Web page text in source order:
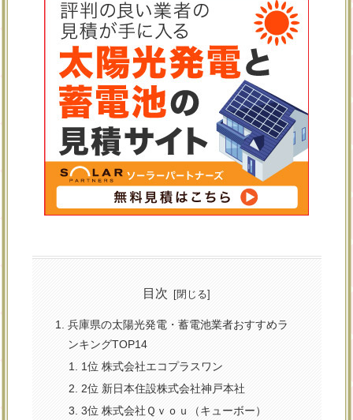
目次
兵庫県の太陽光発電・蓄電池業者おすすめラ
ンキングTOP14
1位 株式会社エコプラスワン
2位 新日本住設株式会社神戸本社
3位 株式会社Ｑｖｏｕ（キューボー）